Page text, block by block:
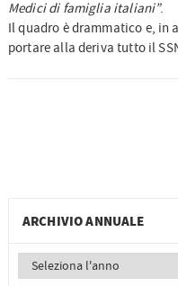
Medici di famiglia italiani”.
Il quadro è drammatico e, in
portare alla deriva tutto il
ARCHIVIO ANNUALE